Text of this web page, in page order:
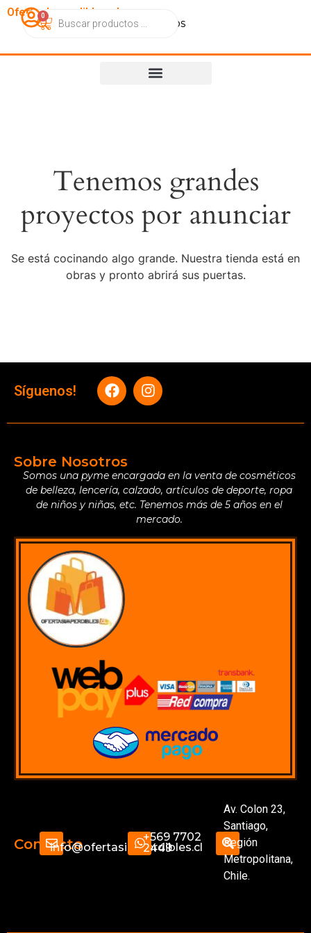
OfertasImperdibles.cl
CatálogoContactoNosotros
0
Tenemos grandes
proyectos por anunciar
Se está cocinando algo grande. Nuestra tienda está en
obras y pronto abrirá sus puertas.
Síguenos!
Sobre Nosotros
Somos una pyme encargada en la venta de cosméticos
de belleza, lencería, calzado, artículos de deporte, ropa
de niños y niñas, etc. Tenemos más de 5 años en el
mercado.
Contactoinfo@ofertasimperdibles.cl
+569 7702
2449
Av. Colon 23,
Santiago,
Región
Metropolitana,
Chile.